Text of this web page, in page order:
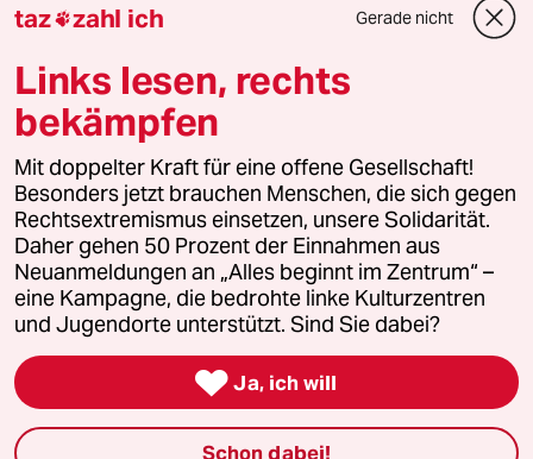
Downloads für Abonnierende
© 2026 taz Verlags und Vertriebs GmbH
Alle Rechte vorbehalten. Bei rechtlichen Fragen oder für Genehmigungen
wenden Sie sich bitte an
lizenzen@taz.de
Feedback Redaktionsstatut Kommune-Richtlinien
Leitlinie Informant Datenschutz Impressum AGB
Seitenwende Einwilligungen widerrufen (Ads)
taz zahl ich Gerade nicht
Links lesen, rechts
bekämpfen
Mit doppelter Kraft für eine offene Gesellschaft!
Besonders jetzt brauchen Menschen, die sich gegen
Rechtsextremismus einsetzen, unsere Solidarität.
Daher gehen 50 Prozent der Einnahmen aus
Neuanmeldungen an „Alles beginnt im Zentrum“ –
eine Kampagne, die bedrohte linke Kulturzentren
und Jugendorte unterstützt. Sind Sie dabei?
 Ja, ich will
Schon dabei!